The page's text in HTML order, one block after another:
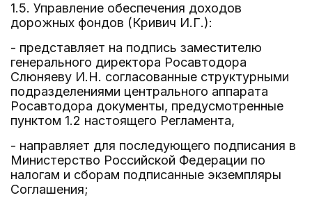
1.5. Управление обеспечения доходов
дорожных фондов (Кривич И.Г.):
- представляет на подпись заместителю
генерального директора Росавтодора
Слюняеву И.Н. согласованные структурными
подразделениями центрального аппарата
Росавтодора документы, предусмотренные
пунктом 1.2 настоящего Регламента,
- направляет для последующего подписания в
Министерство Российской Федерации по
налогам и сборам подписанные экземпляры
Соглашения;